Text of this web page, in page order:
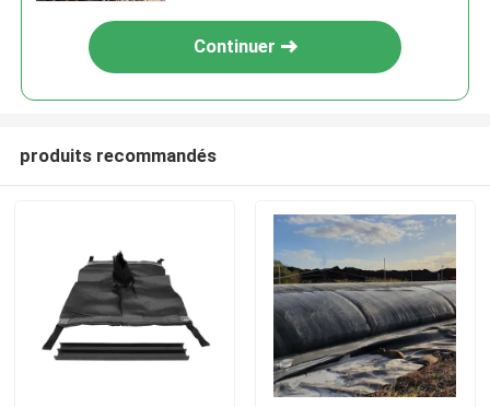
Continuer
produits recommandés